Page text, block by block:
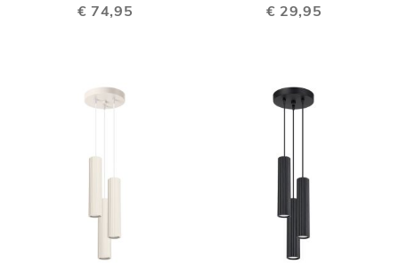
€ 74,95
€ 29,95